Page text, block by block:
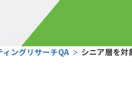
ィングリサーチQA シニア層を対